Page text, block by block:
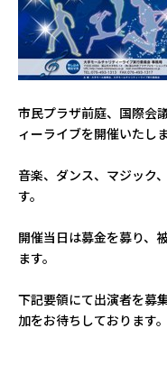
市民プラザ前庭、国際会
ィーライブを開催いたしま
音楽、ダンス、マジック
す。
開催当日は募金を募り、
ます。
下記要領にて出演者を募
加をお待ちしております。